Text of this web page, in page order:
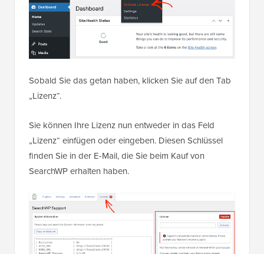
Sobald Sie das getan haben, klicken Sie auf den Tab
„Lizenz“.
Sie können Ihre Lizenz nun entweder in das Feld
„Lizenz“ einfügen oder eingeben. Diesen Schlüssel
finden Sie in der E-Mail, die Sie beim Kauf von
SearchWP erhalten haben.